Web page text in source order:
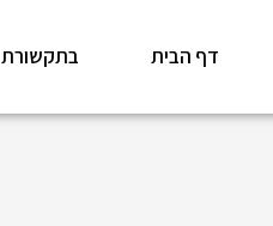
דף הבית בתקשורת